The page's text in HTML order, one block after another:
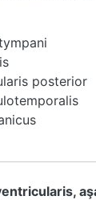
posterior